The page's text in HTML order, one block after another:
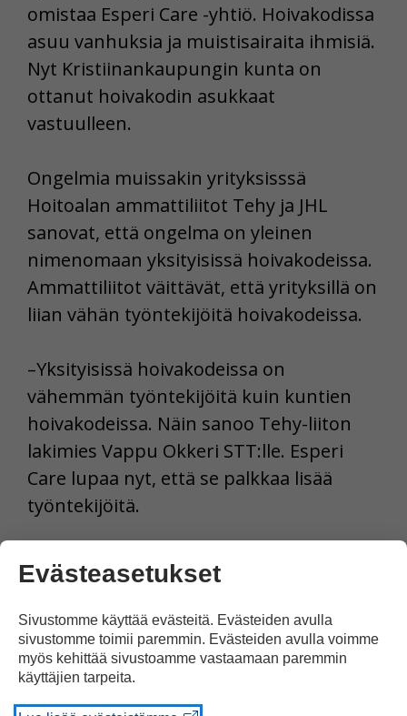
omistaa Esperi Care -yhtiö. Hoivakodissa
asuu vanhuksia ja muistisairaita ihmisiä.
Nyt Kristiinankaupungin kunta on
ottanut hoivakodin asukkaat
vastuulleen.
Ongelmia muissakin yrityksisssä
Hoitoalan ammattiliitot Tehy ja JHL
sanovat, että ongelma on yleinen
nimenomaan yksityisissä hoivakodeissa.
Ammattiliitot väittävät, että yrityksillä on
liian vähän työntekijöitä hoivakodeissa.
­–Yksityisissä hoivakodeissa on
vähemmän työntekijöitä kuin kuntien
hoivakodeissa. Näin sanoo Tehy-liiton
lakimies Vappu Okkeri STT:lle. Esperi
Care lupaa nyt, että se palkkaa lisää
työntekijöitä.
Lähde STT
Tulosta uutinen
Evästeasetukset
Sivustomme käyttää evästeitä. Evästeiden avulla
sivustomme toimii paremmin. Evästeiden avulla voimme
myös kehittää sivustoamme vastaamaan paremmin
käyttäjien tarpeita.